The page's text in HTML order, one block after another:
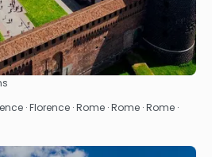
· Florence · Rome · Rome · Rome ·